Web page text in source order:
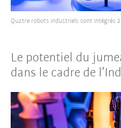
Quatre robots industriels sont intégrés à
Le potentiel du
dans le cadre de